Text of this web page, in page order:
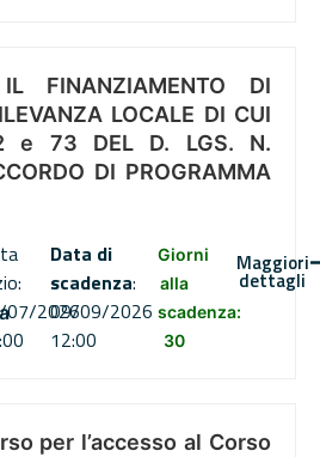
FINANZIAMENTO DI
LOCALE DI CUI
e 73 DEL D. LGS. N.
DI PROGRAMMA
07/2026
Data di
scadenza:
09/09/2026
12:00
Giorni
alla
scadenza:
30
Maggiori
dettagli
per l’accesso al Corso